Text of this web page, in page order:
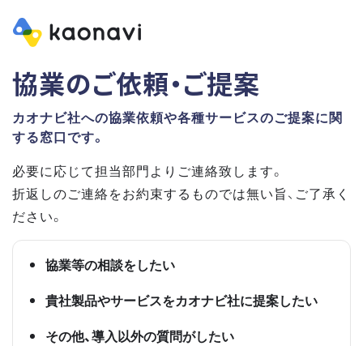
協業のご依頼・ご提案
カオナビ社への協業依頼や各種サービスのご提案に関
する窓口です。
必要に応じて担当部門よりご連絡致します。
折返しのご連絡をお約束するものでは無い旨、ご了承く
ださい。
協業等の相談をしたい
貴社製品やサービスをカオナビ社に提案したい
その他、導入以外の質問がしたい